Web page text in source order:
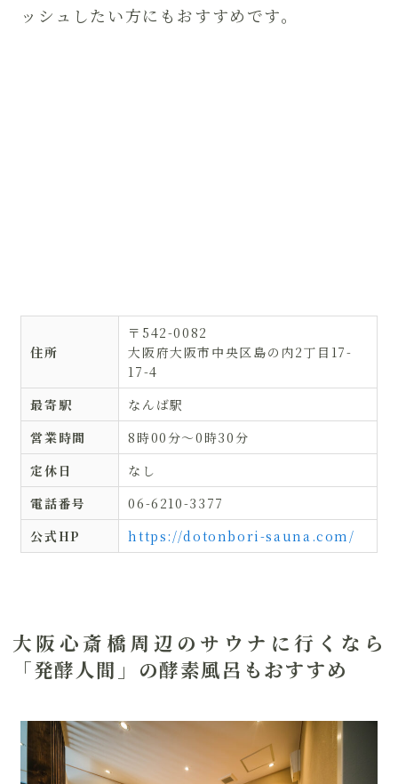
ッシュしたい方にもおすすめです。
住所
〒542-0082
大阪府大阪市中央区島の内2丁目17-
17-4
最寄駅
なんば駅
営業時間
8時00分〜0時30分
定休日
なし
電話番号
06-6210-3377
公式HP
https://dotonbori-sauna.com/
大阪心斎橋周辺のサウナに行くなら
「発酵人間」の酵素風呂もおすすめ